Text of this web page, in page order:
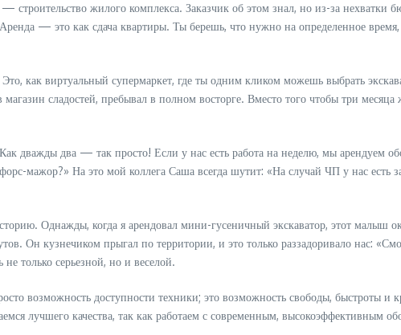
жилого комплекса. Заказчик об этом знал, но из-за нехватки
— это как сдача квартиры. Ты берешь, что нужно на определенное
Это, как виртуальный супермаркет, где ты одним кликом можешь выбрать
сладостей, пребывал в полном восторге. Вместо того чтобы три
дважды два — так просто! Если у нас есть работа на неделю, мы арендуем
мажор?» На это мой коллега Саша всегда шутит: «На случай ЧП у нас
Однажды, когда я арендовал мини-гусеничный экскаватор, этот малыш
Он кузнечиком прыгал по территории, и это только раззадоривало нас:
только серьезной, но и веселой.
возможность доступности техники; это возможность свободы, быстроты и
лучшего качества, так как работаем с современным, высокоэффективным